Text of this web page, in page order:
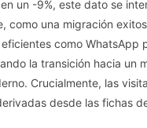
un -9%, este dato se
como una migración
como WhatsApp
la transición hacia un
Crucialmente, las
desde las fichas